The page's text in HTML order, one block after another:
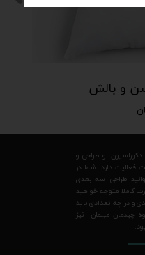
و بالش
1388 در زمینه دکوراسیون و طراحی و
فعالیت دارد. شما در
طراحی سه بعدی
کاملا متوجه خواهید
و در چه تعدادی باید
چیدمان مبلمان نیز